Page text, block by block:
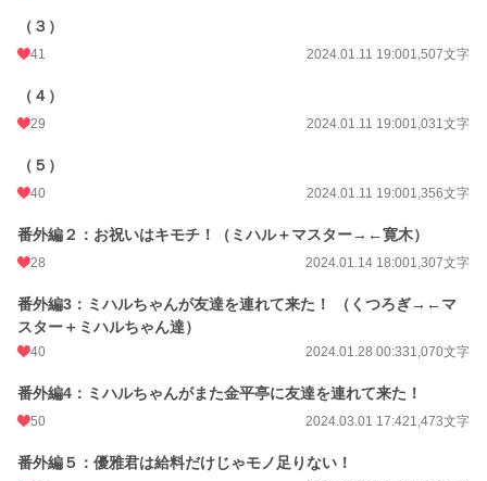
（３）
41 2024.01.11 19:001,507文字
（４）
29 2024.01.11 19:001,031文字
（５）
40 2024.01.11 19:001,356文字
番外編２：お祝いはキモチ！（ミハル＋マスター→←寛木）
28 2024.01.14 18:001,307文字
番外編3：ミハルちゃんが友達を連れて来た！ （くつろぎ→←マ
スター＋ミハルちゃん達）
40 2024.01.28 00:331,070文字
番外編4：ミハルちゃんがまた金平亭に友達を連れて来た！
50 2024.03.01 17:421,473文字
番外編５：優雅君は給料だけじゃモノ足りない！